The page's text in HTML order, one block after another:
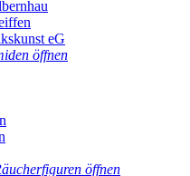
eG
öffnen
öffnen